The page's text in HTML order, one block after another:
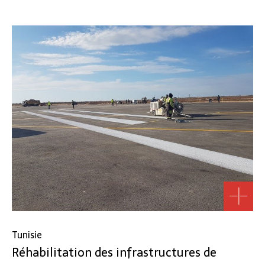
Tunisie
Réhabilitation des infrastructures de